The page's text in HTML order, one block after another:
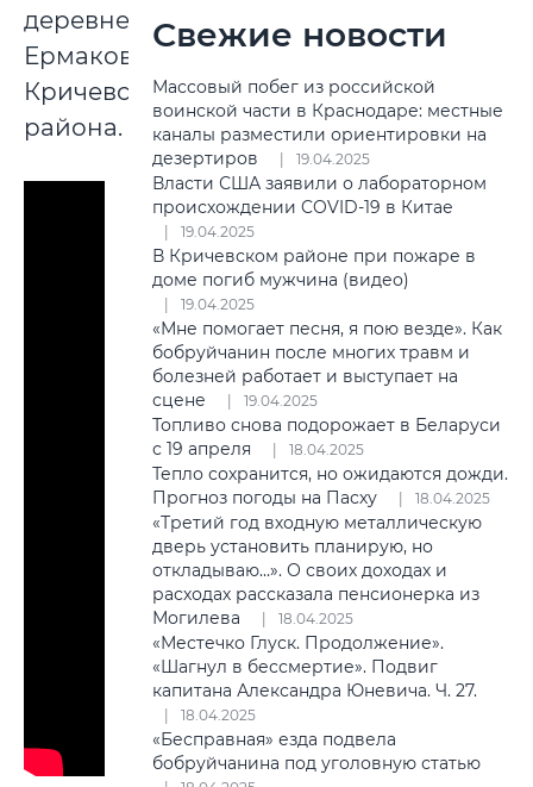
деревне
Ермаковка
Кричевского
района.
Свежие новости
Массовый побег из российской
воинской части в Краснодаре: местные
каналы разместили ориентировки на
дезертиров
19.04.2025
Власти США заявили о лабораторном
происхождении COVID-19 в Китае
19.04.2025
В Кричевском районе при пожаре в
доме погиб мужчина (видео)
19.04.2025
«Мне помогает песня, я пою везде». Как
бобруйчанин после многих травм и
болезней работает и выступает на
сцене
19.04.2025
Топливо снова подорожает в Беларуси
с 19 апреля
18.04.2025
Тепло сохранится, но ожидаются дожди.
Прогноз погоды на Пасху
18.04.2025
«Третий год входную металлическую
дверь установить планирую, но
откладываю…». О своих доходах и
расходах рассказала пенсионерка из
Могилева
18.04.2025
«Местечко Глуск. Продолжение».
«Шагнул в бессмертие». Подвиг
капитана Александра Юневича. Ч. 27.
18.04.2025
«Бесправная» езда подвела
бобруйчанина под уголовную статью